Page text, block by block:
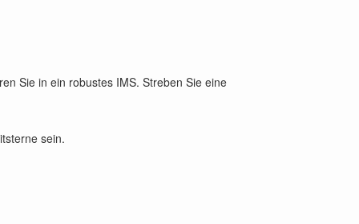
Sie in ein robustes IMS. Streben Sie eine
sein.